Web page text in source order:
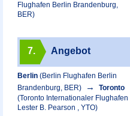
Flughafen Berlin Brandenburg,
BER)
7. Angebot
Berlin (Berlin Flughafen Berlin
Brandenburg, BER)
Toronto
(Toronto Internationaler Flughafen
Lester B. Pearson , YTO)